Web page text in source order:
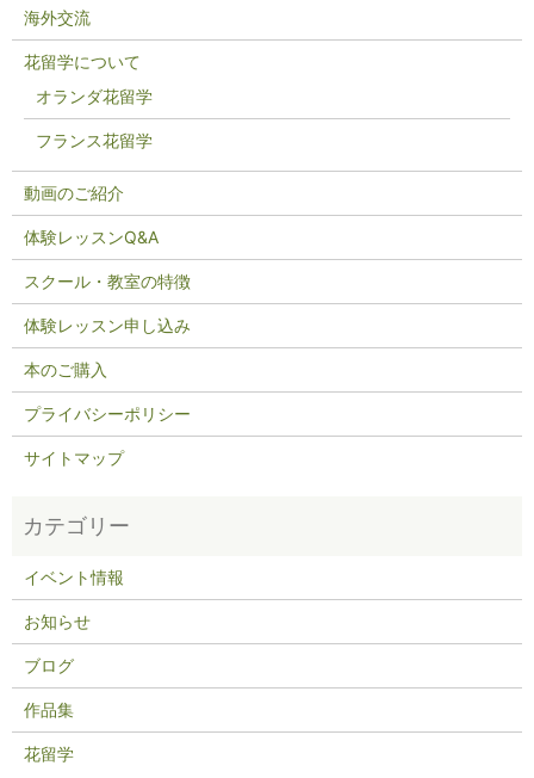
海外交流
花留学について
オランダ花留学
フランス花留学
動画のご紹介
体験レッスンQ&A
スクール・教室の特徴
体験レッスン申し込み
本のご購入
プライバシーポリシー
サイトマップ
イベント情報
お知らせ
ブログ
作品集
花留学